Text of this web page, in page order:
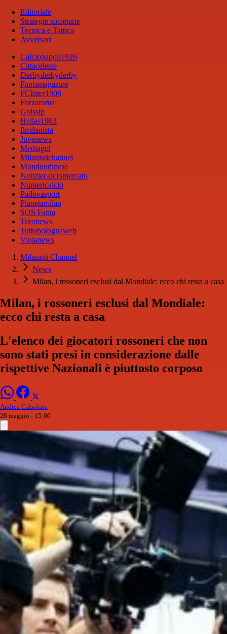
Editoriale
Strategie societarie
Tecnica e Tattica
Avversari
Calcionapoli1926
Cittaceleste
Derbyderbyderby
Fantamagazine
FCInter1908
Forzaroma
Golssip
Hellas1903
Ilmilanista
Juvenews
Mediagol
Milanistichannel
Mondoudinese
Notiziecalciomercato
Numericalcio
Padovasport
Pianetamilan
SOS Fanta
Toronews
Tuttobolognaweb
Violanews
Milanisti Channel
News
Milan, i rossoneri esclusi dal Mondiale: ecco chi resta a casa
Milan, i rossoneri esclusi dal Mondiale:
ecco chi resta a casa
L'elenco dei giocatori rossoneri che non
sono stati presi in considerazione dalle
rispettive Nazionali è piuttosto corposo
Andrea Calsolaro
28 maggio - 15:00